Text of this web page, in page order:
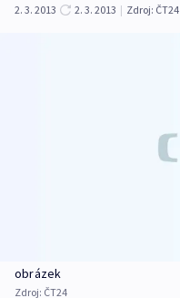
2. 3. 2013
2. 3. 2013 | Zdroj: ČT24
obrázek
Zdroj: ČT24